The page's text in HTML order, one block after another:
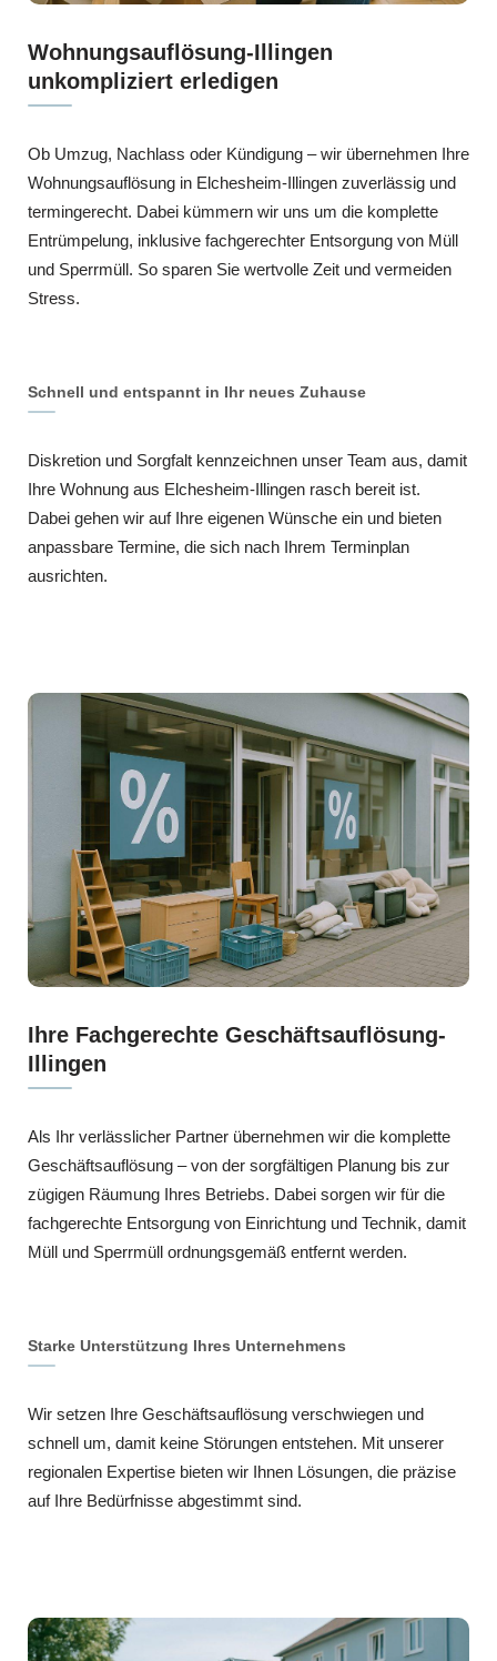
Wohnungsauflösung-Illingen
unkompliziert erledigen
Ob Umzug, Nachlass oder Kündigung – wir übernehmen Ihre
Wohnungsauflösung in Elchesheim-Illingen zuverlässig und
termingerecht. Dabei kümmern wir uns um die komplette
Entrümpelung, inklusive fachgerechter Entsorgung von Müll
und Sperrmüll. So sparen Sie wertvolle Zeit und vermeiden
Stress.
Schnell und entspannt in Ihr neues Zuhause
Diskretion und Sorgfalt kennzeichnen unser Team aus, damit
Ihre Wohnung aus Elchesheim-Illingen rasch bereit ist.
Dabei gehen wir auf Ihre eigenen Wünsche ein und bieten
anpassbare Termine, die sich nach Ihrem Terminplan
ausrichten.
Ihre Fachgerechte Geschäftsauflösung-
Illingen
Als Ihr verlässlicher Partner übernehmen wir die komplette
Geschäftsauflösung – von der sorgfältigen Planung bis zur
zügigen Räumung Ihres Betriebs. Dabei sorgen wir für die
fachgerechte Entsorgung von Einrichtung und Technik, damit
Müll und Sperrmüll ordnungsgemäß entfernt werden.
Starke Unterstützung Ihres Unternehmens
Wir setzen Ihre Geschäftsauflösung verschwiegen und
schnell um, damit keine Störungen entstehen. Mit unserer
regionalen Expertise bieten wir Ihnen Lösungen, die präzise
auf Ihre Bedürfnisse abgestimmt sind.